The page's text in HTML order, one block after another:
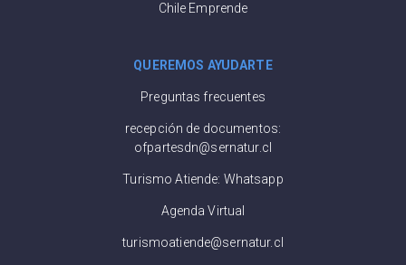
Chile Emprende
QUEREMOS AYUDARTE
Preguntas frecuentes
recepción de documentos:
ofpartesdn@sernatur.cl
Turismo Atiende: Whatsapp
Agenda Virtual
turismoatiende@sernatur.cl